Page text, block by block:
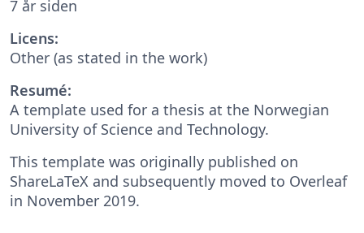
7 år siden
Licens:
Other (as stated in the work)
Resumé:
A template used for a thesis at the Norwegian
University of Science and Technology.
This template was originally published on
ShareLaTeX and subsequently moved to Overleaf
in November 2019.